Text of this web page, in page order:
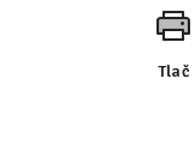
Tlač